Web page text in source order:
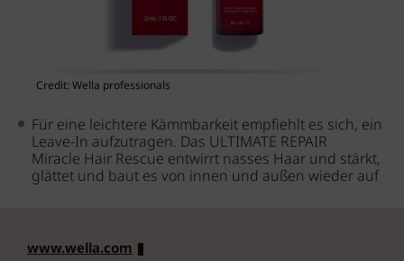
Credit: Wella professionals
Für eine leichtere Kämmbarkeit empfiehlt es sich, ein
Leave-In aufzutragen. Das ULTIMATE REPAIR
Miracle Hair Rescue entwirrt nasses Haar und stärkt,
glättet und baut es von innen und außen wieder auf
www.wella.com